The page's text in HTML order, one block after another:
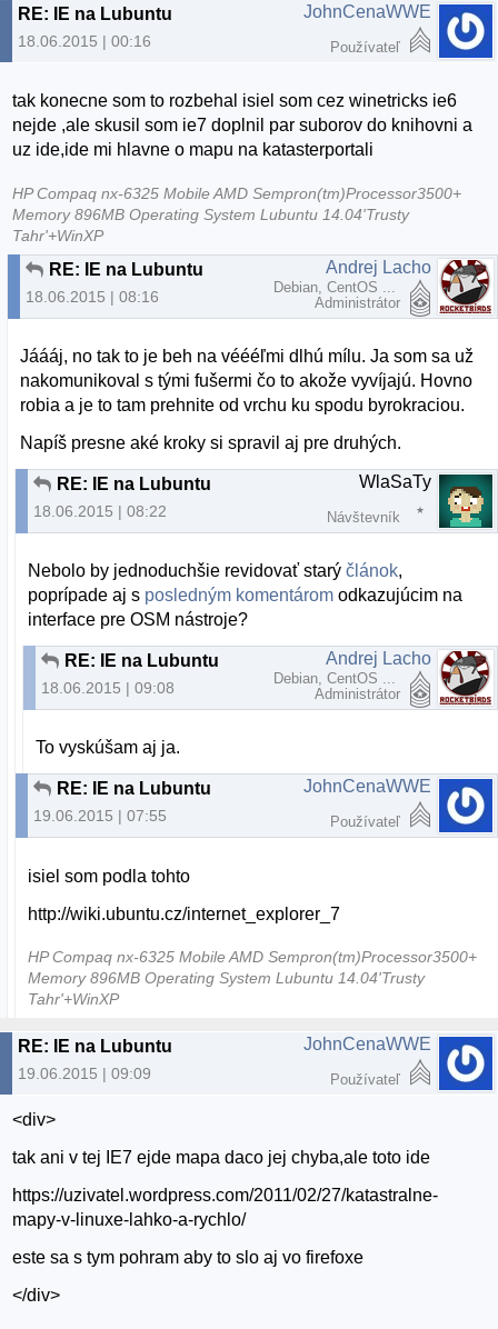
RE: IE na Lubuntu
18.06.2015 | 00:16
JohnCenaWWE
Používateľ
tak konecne som to rozbehal isiel som cez winetricks ie6
nejde ,ale skusil som ie7 doplnil par suborov do knihovni a
uz ide,ide mi hlavne o mapu na katasterportali
HP Compaq nx-6325 Mobile AMD Sempron(tm)Processor3500+
Memory 896MB Operating System Lubuntu 14.04'Trusty
Tahr'+WinXP
RE: IE na Lubuntu
18.06.2015 | 08:16
Andrej Lacho
Debian, CentOS ...
Administrátor
Jáááj, no tak to je beh na véééľmi dlhú mílu. Ja som sa už
nakomunikoval s tými fušermi čo to akože vyvíjajú. Hovno
robia a je to tam prehnite od vrchu ku spodu byrokraciou.
Napíš presne aké kroky si spravil aj pre druhých.
RE: IE na Lubuntu
18.06.2015 | 08:22
WlaSaTy
Návštevník
Nebolo by jednoduchšie revidovať starýčlánok,
poprípade aj s posledným komentárom odkazujúcim na
interface pre OSM nástroje?
RE: IE na Lubuntu
18.06.2015 | 09:08
Andrej Lacho
Debian, CentOS ...
Administrátor
To vyskúšam aj ja.
RE: IE na Lubuntu
19.06.2015 | 07:55
JohnCenaWWE
Používateľ
isiel som podla tohto
http://wiki.ubuntu.cz/internet_explorer_7
HP Compaq nx-6325 Mobile AMD Sempron(tm)Processor3500+
Memory 896MB Operating System Lubuntu 14.04'Trusty
Tahr'+WinXP
RE: IE na Lubuntu
19.06.2015 | 09:09
JohnCenaWWE
Používateľ
<div>
tak ani v tej IE7 ejde mapa daco jej chyba,ale toto ide
https://uzivatel.wordpress.com/2011/02/27/katastralne-
mapy-v-linuxe-lahko-a-rychlo/
este sa s tym pohram aby to slo aj vo firefoxe
</div>